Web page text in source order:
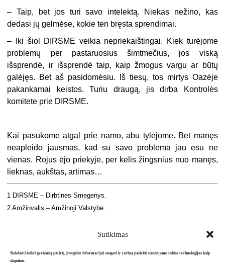
Sutikimas
Siekdami teikti geriausią patirtį, įrenginio informacijai saugoti ir (arba) pasiekti naudojame tokias technologijas kaip
slapukus.
– Taip, bet jos turi savo intelektą. Niekas nežino, kas
dedasi jų gelmėse, kokie ten bręsta sprendimai.
– Iki šiol DIRSME veikia nepriekaištingai. Kiek turėjome
problemų per pastaruosius šimtmečius, jos viską
išsprendė, ir išsprendė taip, kaip žmogus vargu ar būtų
galėjęs. Bet aš pasidomėsiu. Iš tiesų, tos mirtys Oazėje
pakankamai keistos. Turiu draugą, jis dirba Kontrolės
komitete prie DIRSME.
Kai pasukome atgal prie namo, abu tylėjome. Bet manęs
neapleido jausmas, kad su savo problema jau esu ne
vienas. Rojus ėjo priekyje, per kelis žingsnius nuo manęs,
lieknas, aukštas, artimas…
1 DIRSME – Dirbtinės Smegenys.
2 Amžinvalis – Amžinoji Valstybė.